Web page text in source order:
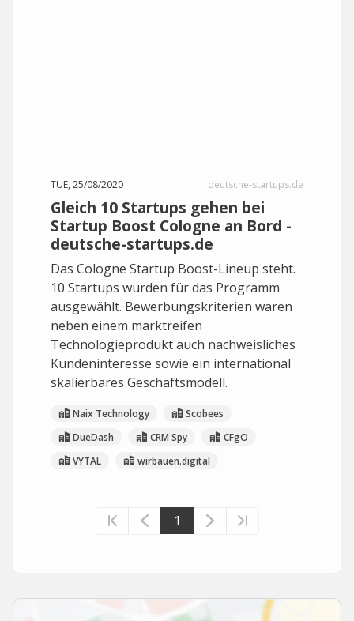
TUE, 25/08/2020 deutsche-startups.de
Gleich 10 Startups gehen bei
Startup Boost Cologne an Bord -
deutsche-startups.de
Das Cologne Startup Boost-Lineup steht.
10 Startups wurden für das Programm
ausgewählt. Bewerbungskriterien waren
neben einem marktreifen
Technologieprodukt auch nachweisliches
Kundeninteresse sowie ein international
skalierbares Geschäftsmodell.
Naix Technology
Scobees
DueDash
CRM Spy
CFgO
VYTAL
wirbauen.digital
1